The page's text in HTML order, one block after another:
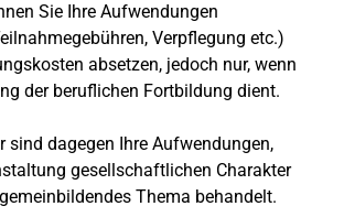
Sie Ihre Aufwendungen
Verpflegung etc.)
absetzen, jedoch nur, wenn
der beruflichen Fortbildung dient.
sind dagegen Ihre Aufwendungen,
gesellschaftlichen Charakter
Thema behandelt.